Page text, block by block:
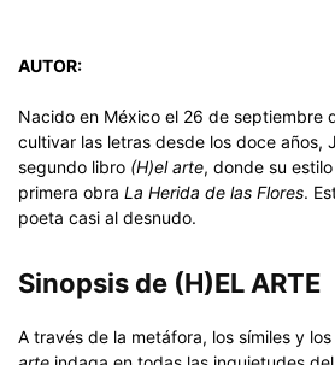
AUTOR:
Nacido en México el 26 de septiembre
cultivar las letras desde los doce años,
segundo libro (H)el arte, donde su
primera obra La Herida de las Flores.
poeta casi al desnudo.
Sinopsis de (H)EL ARTE
A través de la metáfora, los símiles y